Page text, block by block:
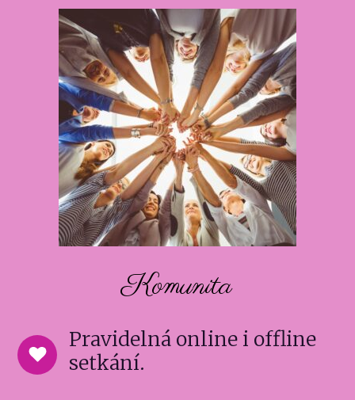
Komunita
Pravidelná online i offline
setkání.